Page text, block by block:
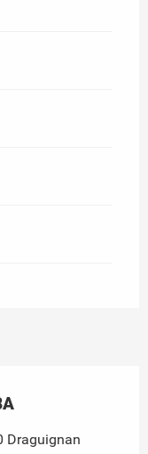
Draguignan